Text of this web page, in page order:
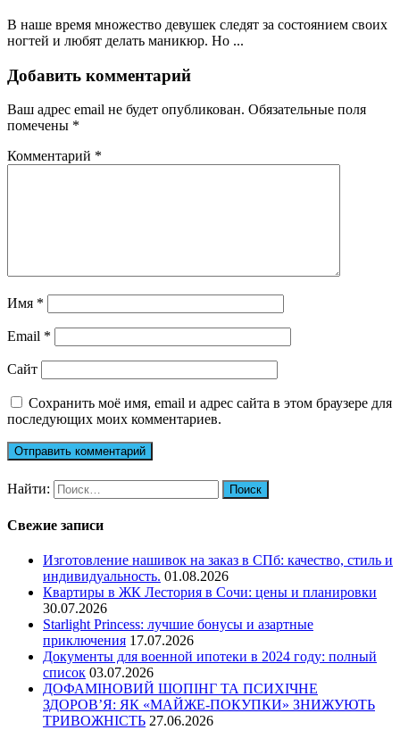
В наше время множество девушек следят за состоянием своих
ногтей и любят делать маникюр. Но ...
Добавить комментарий
Ваш адрес email не будет опубликован. Обязательные поля
помечены *
Комментарий *
Имя *
Email *
Сайт
Сохранить моё имя, email и адрес сайта в этом браузере для
последующих моих комментариев.
Найти:
Свежие записи
Изготовление нашивок на заказ в СПб: качество, стиль и
индивидуальность. 01.08.2026
Квартиры в ЖК Лестория в Сочи: цены и планировки
30.07.2026
Starlight Princess: лучшие бонусы и азартные
приключения 17.07.2026
Документы для военной ипотеки в 2024 году: полный
список 03.07.2026
ДОФАМІНОВИЙ ШОПІНГ ТА ПСИХІЧНЕ
ЗДОРОВ’Я: ЯК «МАЙЖЕ-ПОКУПКИ» ЗНИЖУЮТЬ
ТРИВОЖНІСТЬ 27.06.2026